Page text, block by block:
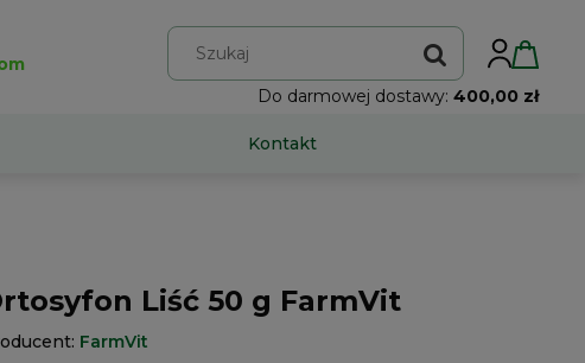
Do darmowej dostawy: 400,00 zł
Kontakt
Liść 50 g FarmVit
FarmVit